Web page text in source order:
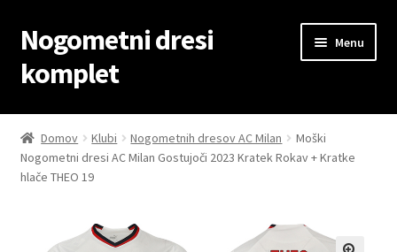
Skip
to
navigation
Skip
to
content
Nogometni dresi
komplet
Menu
Domov
Blog
Domov Klubi Nogometnih dresov AC Milan
Moški
Nogometni dresi AC Milan Gostujoči 2023 Kratek Rokav + Kratke
hlače THEO 19